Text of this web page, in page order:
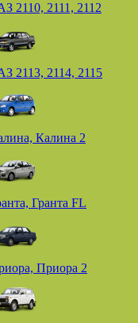
2110, 2111, 2112
2113, 2114, 2115
Калина 2
Гранта FL
Приора 2